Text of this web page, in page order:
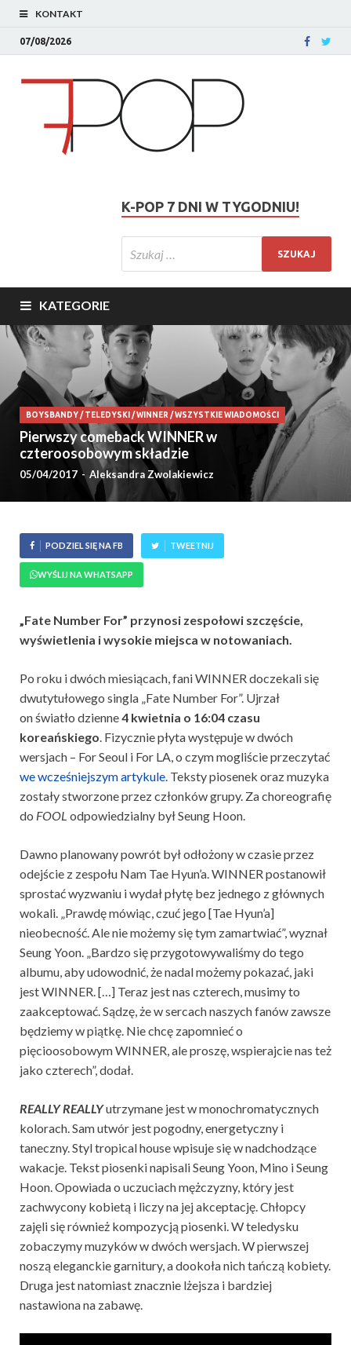
KONTAKT
07/08/2026
K-POP 7 DNI W TYGODNIU!
KATEGORIE
BOYSBANDY/TELEDYSKI /WINNER /WSZYSTKIE WIADOMOŚCI
Pierwszy comeback WINNER w
czteroosobowym składzie
05/04/2017 - Aleksandra Zwolakiewicz
PODZIEL SIĘ NA FB TWEETNIJ
WYŚLIJ NA WHATSAPP
„Fate Number For” przynosi zespołowi szczęście,
wyświetlenia i wysokie miejsca w notowaniach.
Po roku i dwóch miesiącach, fani WINNER doczekali się
dwutytułowego singla „Fate Number For”. Ujrzał
on światło dzienne4 kwietnia o 16:04 czasu
koreańskiego. Fizycznie płyta występuje w dwóch
wersjach – For Seoul i For LA, o czym mogliście przeczytać
we wcześniejszym artykule. Teksty piosenek oraz muzyka
zostały stworzone przez członków grupy. Za choreografię
do FOOL odpowiedzialny był Seung Hoon.
Dawno planowany powrót był odłożony w czasie przez
odejście z zespołu Nam Tae Hyun’a. WINNER postanowił
sprostać wyzwaniu i wydał płytę bez jednego z głównych
wokali. „Prawdę mówiąc, czuć jego [Tae Hyun’a]
nieobecność. Ale nie możemy się tym zamartwiać”, wyznał
Seung Yoon. „Bardzo się przygotowywaliśmy do tego
albumu, aby udowodnić, że nadal możemy pokazać, jaki
jest WINNER. […] Teraz jest nas czterech, musimy to
zaakceptować. Sądzę, że w sercach naszych fanów zawsze
będziemy w piątkę. Nie chcę zapomnieć o
pięcioosobowym WINNER, ale proszę, wspierajcie nas też
jako czterech”, dodał.
REALLY REALLYutrzymane jest w monochromatycznych
kolorach. Sam utwór jest pogodny, energetyczny i
taneczny. Styl tropical house wpisuje się w nadchodzące
wakacje. Tekst piosenki napisali Seung Yoon, Mino i Seung
Hoon. Opowiada o uczuciach mężczyzny, który jest
zachwycony kobietą i liczy na jej akceptację. Chłopcy
zajęli się również kompozycją piosenki. W teledysku
zobaczymy muzyków w dwóch wersjach. W pierwszej
noszą eleganckie garnitury, a dookoła nich tańczą kobiety.
Druga jest natomiast znacznie lżejsza i bardziej
nastawiona na zabawę.